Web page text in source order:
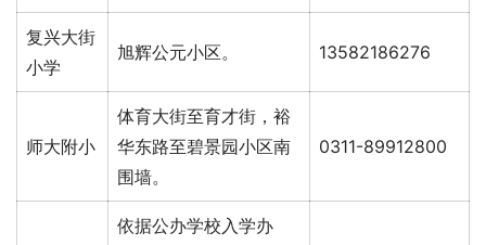
复兴大街
小学
旭辉公元小区。 13582186276
师大附小
体育大街至育才街，裕
华东路至碧景园小区南
围墙。
0311-89912800
依据公办学校入学办